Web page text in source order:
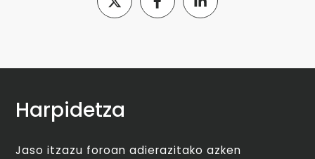
Harpidetza
Jaso itzazu foroan adierazitako azken